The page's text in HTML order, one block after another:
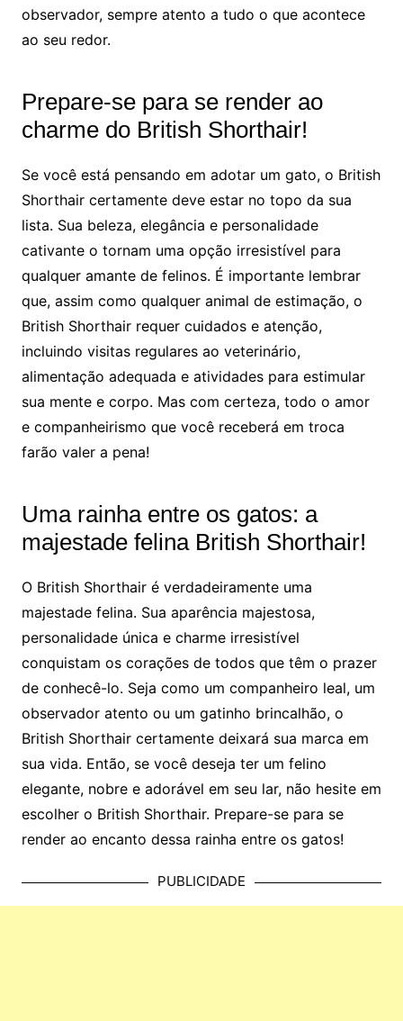
observador, sempre atento a tudo o que acontece
ao seu redor.
Prepare-se para se render ao
charme do British Shorthair!
Se você está pensando em adotar um gato, o British
Shorthair certamente deve estar no topo da sua
lista. Sua beleza, elegância e personalidade
cativante o tornam uma opção irresistível para
qualquer amante de felinos. É importante lembrar
que, assim como qualquer animal de estimação, o
British Shorthair requer cuidados e atenção,
incluindo visitas regulares ao veterinário,
alimentação adequada e atividades para estimular
sua mente e corpo. Mas com certeza, todo o amor
e companheirismo que você receberá em troca
farão valer a pena!
Uma rainha entre os gatos: a
majestade felina British Shorthair!
O British Shorthair é verdadeiramente uma
majestade felina. Sua aparência majestosa,
personalidade única e charme irresistível
conquistam os corações de todos que têm o prazer
de conhecê-lo. Seja como um companheiro leal, um
observador atento ou um gatinho brincalhão, o
British Shorthair certamente deixará sua marca em
sua vida. Então, se você deseja ter um felino
elegante, nobre e adorável em seu lar, não hesite em
escolher o British Shorthair. Prepare-se para se
render ao encanto dessa rainha entre os gatos!
PUBLICIDADE